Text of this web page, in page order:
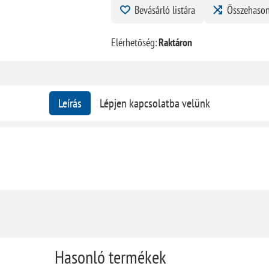
Bevásárló listára
Elérhetőség:Raktáron
Leírás Lépjen kapcsolatba velünk
Hasonló termékek